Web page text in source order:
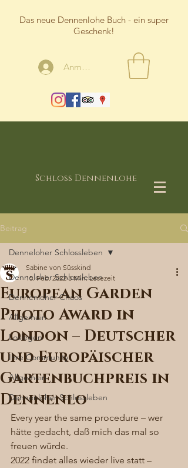
Das neue Dennenlohe Buch - ein super
Geschenk!
Anmelden
Schloss Dennenlohe
Beitrag
Denneloher Schlossleben
Dennenloher Chaos
Allgemein
Loslegen
Ihre Community
Allgemein
Dennenloher Schlossleben
Denneloher Schlossleben
European Garden
Photo Award in
London – Deutscher
und Europäischer
Gartenbuchpreis in
Dennenlo
Sabine von Süsskind
15. Feb. 2022 3 Min. Lesezeit
Every year the same procedure – wer
hätte gedacht, daß mich das mal so
freuen würde.
2022 findet alles wieder live statt –